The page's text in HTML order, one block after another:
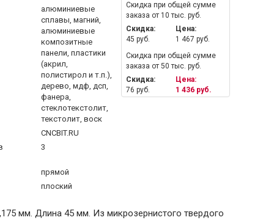
алюминиевые
сплавы, магний,
алюминиевые
композитные
панели, пластики
(акрил,
полистирол и т.п.),
дерево, мдф, дсп,
фанера,
стеклотекстолит,
текстолит, воск
CNCBIT.RU
3
прямой
плоский
Скидка при общей сумме
заказа от 10 тыс. руб.
Скидка:
45 руб.
Цена:
1 467 руб.
Скидка при общей сумме
заказа от 50 тыс. руб.
Скидка:
76 руб.
Цена:
1 436 руб.
мм. Длина 45 мм. Из микрозернистого твердого